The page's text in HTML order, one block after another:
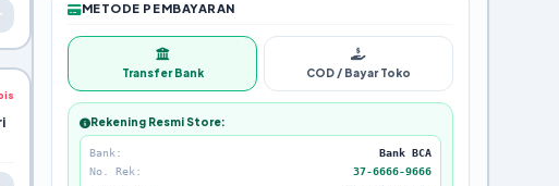
METODE PEMBAYARAN
Transfer Bank COD / Bayar Toko
Rekening Resmi Store:
Bank:
Bank BCA
No. Rek:
37-6666-9666